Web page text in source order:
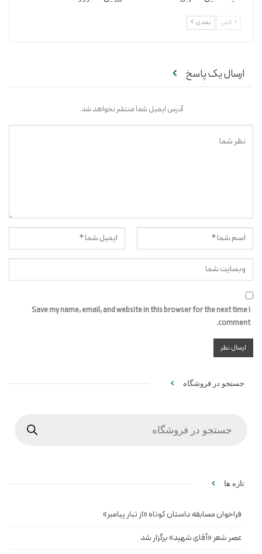
قبلی بعدی
ارسال یک پاسخ
آدرس ایمیل شما منتشر نخواهد شد.
Save my name, email, and website in this browser for the next time I
comment.
جستجو در فروشگاه
تازه ها
فراخوان مسابقه داستان کوتاه «از تبار پیامبر»
عصر شعر «آقای شهید» برگزار شد